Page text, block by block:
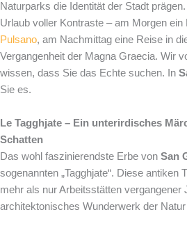
Naturparks die Identität der Stadt
Urlaub voller Kontraste – am Morgen
Pulsano, am Nachmittag eine Reise in
Vergangenheit der Magna Graecia. Wir
wissen, dass Sie das Echte suchen. In
Sie es.
Le Tagghjate – Ein unterirdisches
Schatten
Das wohl faszinierendste Erbe von San
sogenannten „Tagghjate“. Diese antiken
mehr als nur Arbeitsstätten vergangener
architektonisches Wunderwerk der